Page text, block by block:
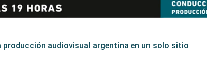
producción audiovisual argentina en un solo sitio